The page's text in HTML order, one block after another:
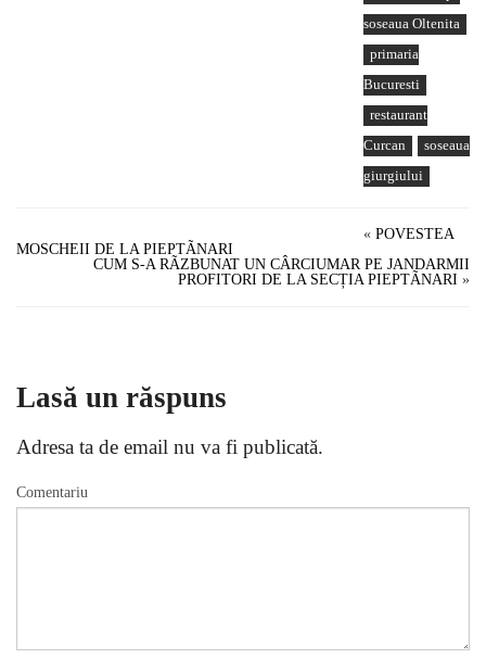
soseaua Oltenita
primaria
Bucuresti
restaurant
Curcan
soseaua
giurgiului
« POVESTEA
MOSCHEII DE LA PIEPTÃNARI
CUM S-A RÃZBUNAT UN CÂRCIUMAR PE JANDARMII
PROFITORI DE LA SECȚIA PIEPTÃNARI »
Lasă un răspuns
Adresa ta de email nu va fi publicată.
Comentariu